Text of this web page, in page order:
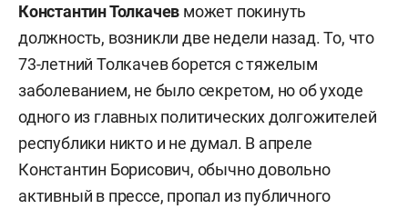
Константин Толкачев может покинуть
должность, возникли две недели назад. То, что
73-летний Толкачев борется с тяжелым
заболеванием, не было секретом, но об уходе
одного из главных политических долгожителей
республики никто и не думал. В апреле
Константин Борисович, обычно довольно
активный в прессе, пропал из публичного